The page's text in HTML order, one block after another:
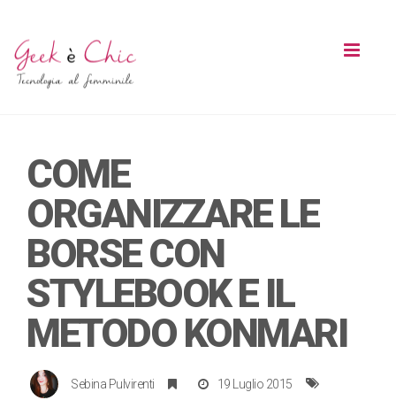
COME
ORGANIZZARE LE
BORSE CON
STYLEBOOK E IL
METODO KONMARI
Sebina Pulvirenti 19 Luglio 2015